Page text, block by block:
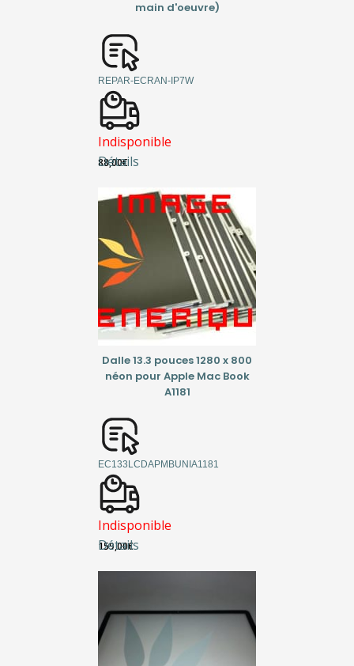
Détails
main d'oeuvre)
REPAR-ECRAN-IP7W
Indisponible
88,00€
Détails
Dalle 13.3 pouces 1280 x 800
néon pour Apple Mac Book
A1181
EC133LCDAPMBUNIA1181
Indisponible
159,00€